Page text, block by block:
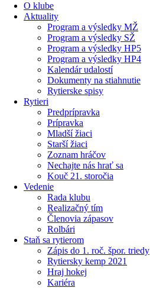
O klube
Aktuality
Program a výsledky MŽ
Program a výsledky SŽ
Program a výsledky HP5
Program a výsledky HP4
Kalendár udalostí
Dokumenty na stiahnutie
Rytierske spisy
Rytieri
Predprípravka
Prípravka
Mladší žiaci
Starší žiaci
Zoznam hráčov
Nechajte nás hrať sa
Kouč 21. storočia
Vedenie
Rada klubu
Realizačný tím
Členovia zápasov
Rolbári
Staň sa rytierom
Zápis do 1. roč. špor. triedy
Rytiersky kemp 2021
Hraj hokej
Kariéra